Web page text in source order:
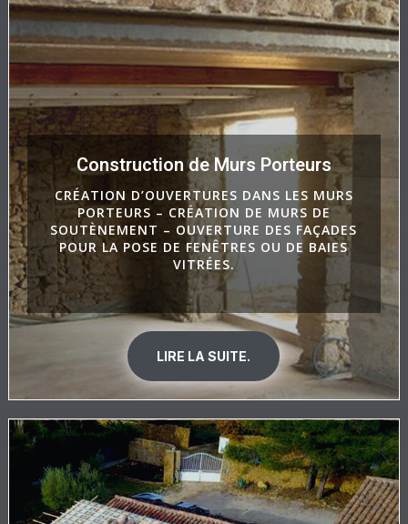
Construction de Murs Porteurs
CRÉATION D’OUVERTURES DANS LES MURS
PORTEURS – CRÉATION DE MURS DE
SOUTÈNEMENT – OUVERTURE DES FAÇADES
POUR LA POSE DE FENÊTRES OU DE BAIES
VITRÉES.
LIRE LA SUITE.